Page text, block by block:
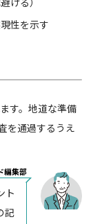
性を示す
す。地道な準備
を通過するうえ
編集部
ト
記